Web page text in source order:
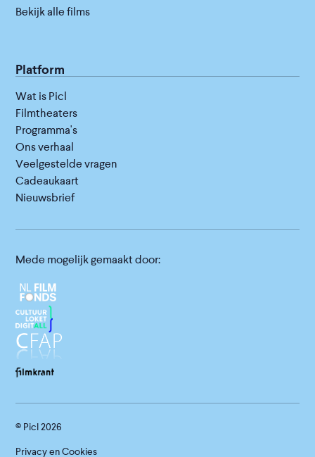
Bekijk alle films
Platform
Wat is Picl
Filmtheaters
Programma's
Ons verhaal
Veelgestelde vragen
Cadeaukaart
Nieuwsbrief
Mede mogelijk gemaakt door:
© Picl2026
Privacy en Cookies